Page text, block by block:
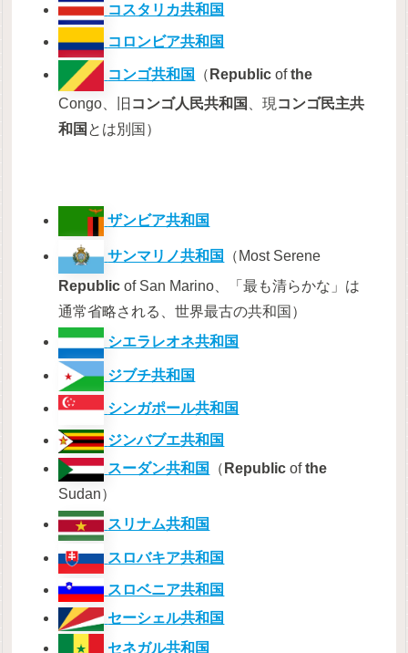
コスタリカ共和国
コロンビア共和国
コンゴ共和国 （ Republic ofthe
Congo、旧 コンゴ人民共和国 、現 コンゴ民主共
和国 とは別国）
ザンビア共和国
サンマリノ共和国
（Most Serene
Republic of San Marino、「最も清らかな」は
通常省略される、世界最古の共和国）
シエラレオネ共和国
ジブチ共和国
シンガポール共和国
ジンバブエ共和国
スーダン共和国
（ Republic ofthe
Sudan）
スリナム共和国
スロバキア共和国
スロベニア共和国
セーシェル共和国
セネガル共和国